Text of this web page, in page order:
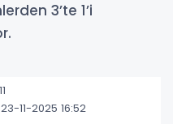
3’te 1’i
11-2025 16:52